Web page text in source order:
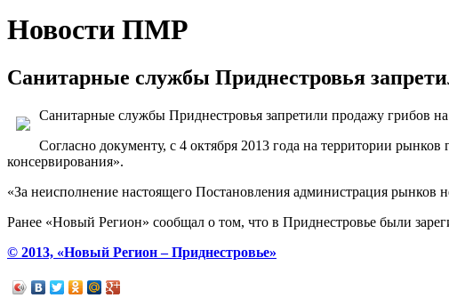
Новости ПМР
Санитарные службы Приднестровья
Санитарные службы Приднестровья запретили продажу грибов
Согласно документу, с 4 октября 2013 года на территории
консервирования».
«За неисполнение настоящего Постановления администрация рынков
Ранее «Новый Регион» сообщал о том, что в Приднестровье были
© 2013, «Новый Регион – Приднестровье»